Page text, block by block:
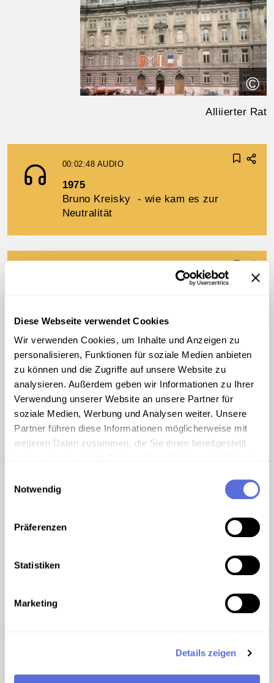
Diese Webseite verwendet Cookies
Wir verwenden Cookies, um Inhalte und Anzeigen zu
personalisieren, Funktionen für soziale Medien anbieten
zu können und die Zugriffe auf unsere Website zu
analysieren. Außerdem geben wir Informationen zu Ihrer
Verwendung unserer Website an unsere Partner für
soziale Medien, Werbung und Analysen weiter. Unsere
Partner führen diese Informationen möglicherweise mit
weiteren Daten zusammen, die Sie ihnen bereitgestellt
Notwendig
Präferenzen
Statistiken
Marketing
Details zeigen
©
Alliierter Rat
00:02:48 AUDIO
1975
Bruno Kreisky - wie kam es zur
Neutralität
1951
Theodor Körner
Alfred Maletta